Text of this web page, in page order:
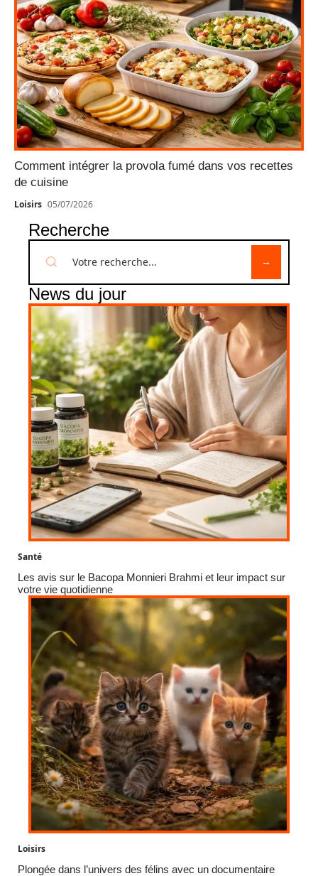
Comment intégrer la provola fumé dans vos recettes
de cuisine
Loisirs 05/07/2026
Recherche
News du jour
Santé
Les avis sur le Bacopa Monnieri Brahmi et leur impact sur
votre vie quotidienne
Loisirs
Plongée dans l’univers des félins avec un documentaire